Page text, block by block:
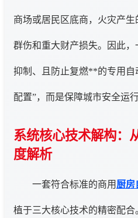
商场或居民区底商，火灾产
群伤和重大财产损失。因此
抑制、且防止复燃**的专用自
配置”，而是保障城市安全运
系统核心技术解构：
度解析
一套符合标准的商用 厨房
植于三大核心技术的精密配合